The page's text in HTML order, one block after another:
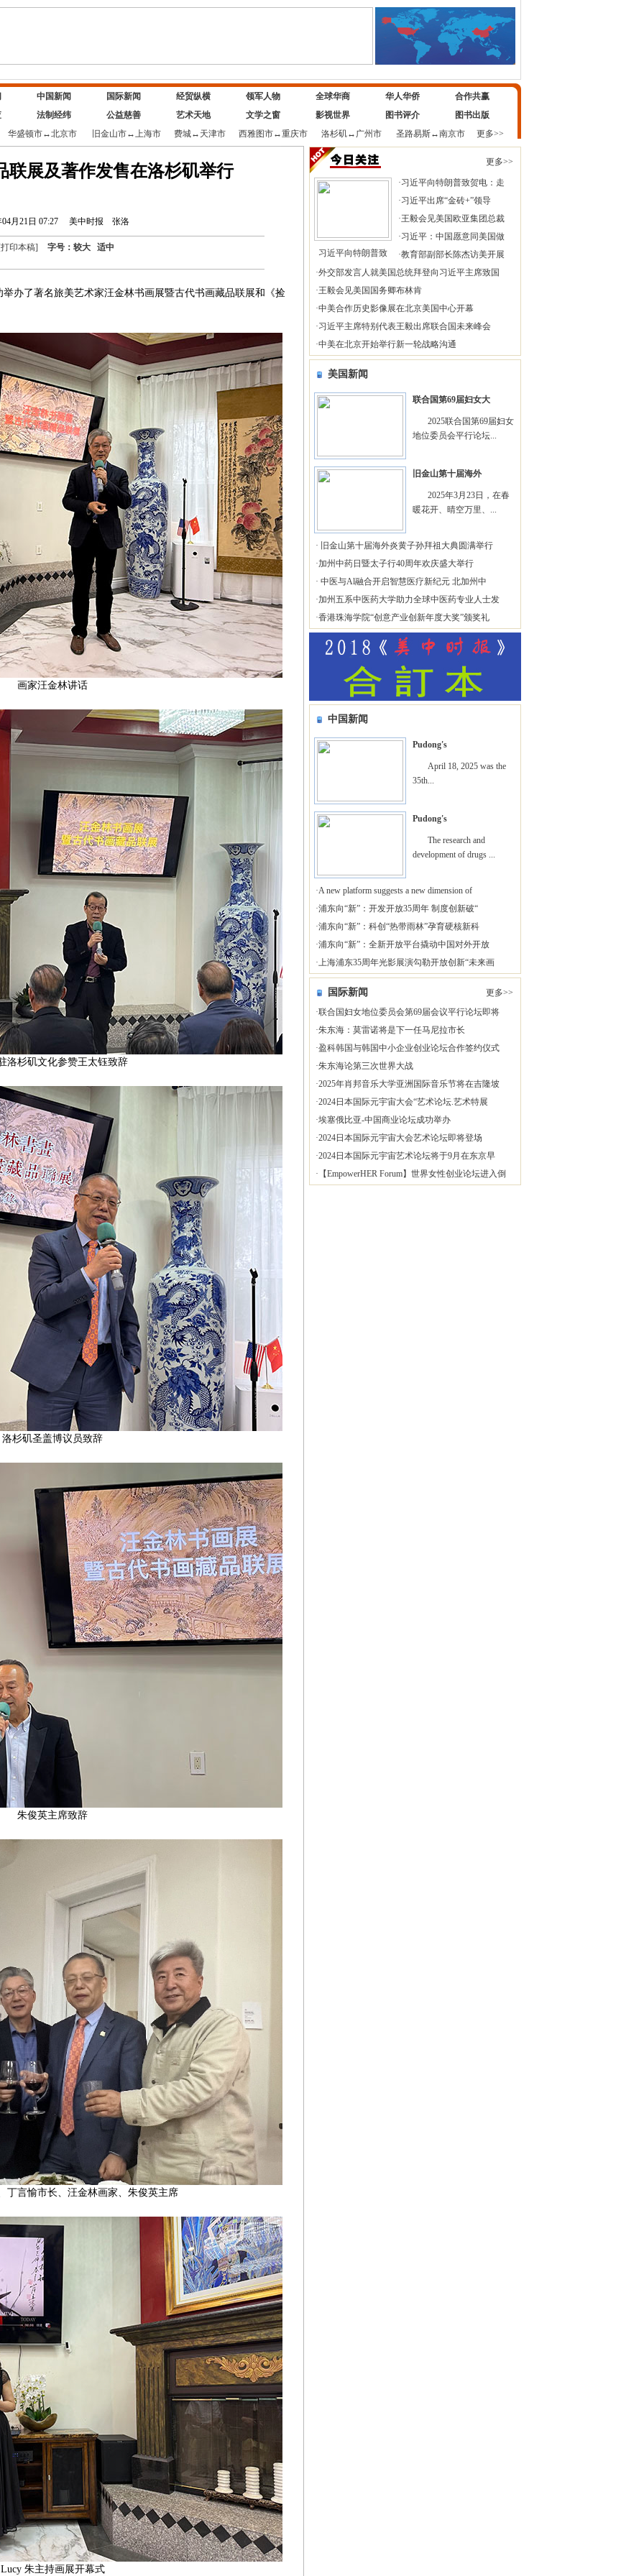
中国新闻 国际新闻 经贸纵横 领军人物 全球华商 华人华侨
合作共赢
法制经纬 公益慈善 艺术天地 文学之窗 影视世界 图书评介
图书出版
华盛顿市↔北京市 旧金山市↔上海市 费城↔ 天津市 西雅图市↔重庆市 洛杉矶↔ 广州市 圣路易斯↔南京市 更多>>
联展及著作发售在洛杉矶举行
月21日 07:27 美中时报 张洛
打印本稿] 字号： 较大 适中
了著名旅美艺术家汪金林书画展暨古代书画藏品联展和《捡
画家汪金林讲话
洛杉矶文化参赞王太钰致辞
洛杉矶圣盖博议员致辞
朱俊英主席致辞
丁言愉市长、汪金林画家、朱俊英主席
Lucy 朱主持画展开幕式
更多>>
习近平向特朗普致
·习近平向特朗普致贺电：走
·习近平出席“金砖+”领导
·王毅会见美国欧亚集团总裁
·习近平：中国愿意同美国做
·教育部副部长陈杰访美开展
·外交部发言人就美国总统拜登向习近平主席致国
·王毅会见美国国务卿布林肯
·中美合作历史影像展在北京美国中心开幕
·习近平主席特别代表王毅出席联合国未来峰会
·中美在北京开始举行新一轮战略沟通
美国新闻
联合国第69届妇女大
2025联合国第69届妇女
地位委员会平行论坛...
旧金山第十届海外
2025年3月23日，在春
暖花开、晴空万里、...
· 旧金山第十届海外炎黄子孙拜祖大典圆满举行
·加州中药日暨太子行40周年欢庆盛大举行
· 中医与Al融合开启智慧医疗新纪元 北加州中
·加州五系中医药大学助力全球中医药专业人士发
·香港珠海学院“创意产业创新年度大奖”颁奖礼
中国新闻
Pudong's
April 18, 2025 was the
35th...
Pudong's
The research and
development of drugs ...
·A new platform suggests a new dimension of
·浦东向“新”：开发开放35周年 制度创新破“
·浦东向“新”：科创“热带雨林”孕育硬核新科
·浦东向“新”：全新开放平台撬动中国对外开放
·上海浦东35周年光影展演勾勒开放创新“未来画
国际新闻
更多>>
·联合国妇女地位委员会第69届会议平行论坛即将
·朱东海：莫雷诺将是下一任马尼拉市长
·盈科韩国与韩国中小企业创业论坛合作签约仪式
·朱东海论第三次世界大战
·2025年肖邦音乐大学亚洲国际音乐节将在吉隆坡
·2024日本国际元宇宙大会“艺术论坛.艺术特展
·埃塞俄比亚-中国商业论坛成功举办
·2024日本国际元宇宙大会艺术论坛即将登场
·2024日本国际元宇宙艺术论坛将于9月在东京早
· 【EmpowerHER Forum】世界女性创业论坛进入倒